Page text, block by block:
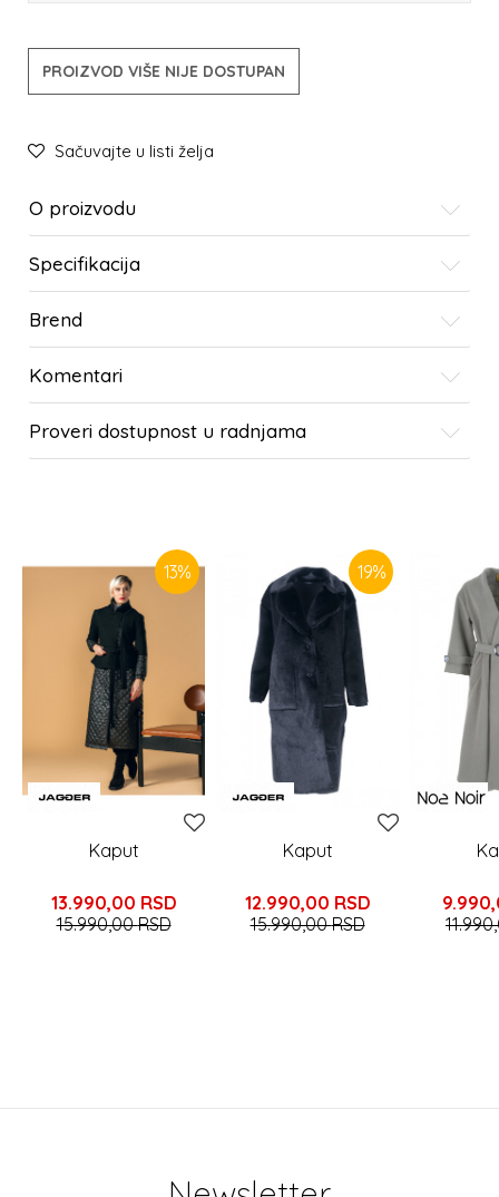
PROIZVOD VIŠE NIJE DOSTUPAN
Sačuvajte u listi želja
O proizvodu
Specifikacija
Brend
Komentari
Proveri dostupnost u radnjama
13%
Kaput
13.990,00 RSD
15.990,00RSD
19%
Kaput
12.990,00 RSD
15.990,00RSD